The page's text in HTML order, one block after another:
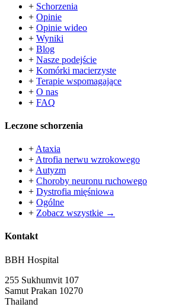
+ Schorzenia
+ Opinie
+ Opinie wideo
+ Wyniki
+ Blog
+ Nasze podejście
+ Komórki macierzyste
+ Terapie wspomagające
+ O nas
+ FAQ
Leczone schorzenia
+ Ataxia
+ Atrofia nerwu wzrokowego
+ Autyzm
+ Choroby neuronu ruchowego
+ Dystrofia mięśniowa
+ Ogólne
+ Zobacz wszystkie →
Kontakt
BBH Hospital
255 Sukhumvit 107
Samut Prakan 10270
Thailand